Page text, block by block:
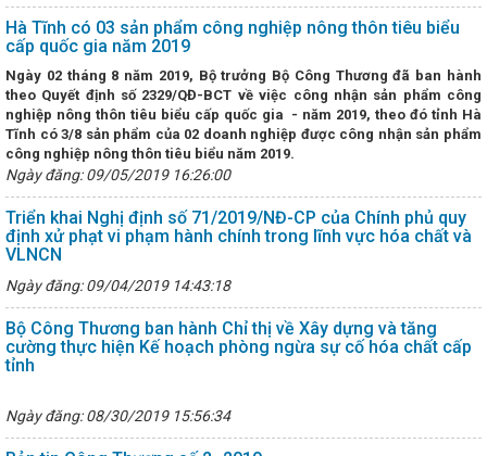
bị tiếp nhận Công ty TNHH MTV Vận hành hệ thống điện và thị
công tác phụ nữ và bình đẳng giới là nhiệm vụ chính trị trọng tâm,
ĐỘNG CÔNG THƯƠNG QUÝ I NĂM 2023
của người tiêu dùng Việt Nam năm 2025
Chủ tịch UBND tỉnh
chủ động triển khai các biện pháp ứng phó với bão số 12 và mưa
đồng hành cùng Hà Tĩnh trong giai đoạn phát triển mới
hiệu suất kinh doanh nhờ ứng dụng mạnh mẽ chuyển đổi số
i-
đặt
Hà Tĩnh phấn đấu thành lập mới 1.100 doanh nghiệp
cho thương hiệu Hà Tĩnh tại Hội chợ Mùa Thu 2025
xăng E10 trên toàn quốc từ 01/6/2026
Hội chợ triển lãm hàng công nghiệp nông thôn tiêu biểu khu vực
mạc Phiên đàm phán lần thứ 8 nâng cấp Hiệp định Thương mại
CĐN Công Thương Hà Tĩnh: Chương trình “Tết sum vầy – Xuân chia
Tuyên giáo và Dân vận Tỉnh ủy Hà Tĩnh
Gần 100 sản phẩm
gia Hội chợ mùa Thu năm 2025
THÔNG CÁO BÁO CHÍ VỀ HỘI
THƯƠNG ĐỊA PHƯƠNG VỀ CÁC GIẢI PHÁP THÚC ĐẨY PHÁT TRIỂN
thành lập Cụm công nghiệp Cổng Khánh 3, tổng vốn gần 447 tỷ
triển khai các giải pháp thúc đẩy kinh tế tuần hoàn, sản xuất và
Hà Tĩnh có 03 sản phẩm công nghiệp nông thôn tiêu biểu
cấp quốc gia năm 2019
Ngày 02 tháng 8 năm 2019, Bộ trưởng Bộ Công Thương đã ban hành
theo Quyết định số 2329/QĐ-BCT về việc công nhận sản phẩm công
nghiệp nông thôn tiêu biểu cấp quốc gia - năm 2019, theo đó tỉnh Hà
Tĩnh có 3/8 sản phẩm của 02 doanh nghiệp được công nhận sản phẩm
công nghiệp nông thôn tiêu biểu năm 2019.
Ngày đăng: 09/05/2019 16:26:00
Triển khai Nghị định số 71/2019/NĐ-CP của Chính phủ quy
định xử phạt vi phạm hành chính trong lĩnh vực hóa chất và
VLNCN
Ngày đăng: 09/04/2019 14:43:18
Bộ Công Thương ban hành Chỉ thị về Xây dựng và tăng
cường thực hiện Kế hoạch phòng ngừa sự cố hóa chất cấp
tỉnh
Ngày đăng: 08/30/2019 15:56:34